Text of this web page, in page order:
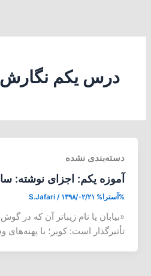
درس یکم نگارش
دسته‌بندی نشده
آموزه یکم: اجزای نوشته:
%آسترا% S.Jafari / ۱۳۹۸/۰۲/۲۱
«بیابان یا نام زیباتر آن که در
تأثیرگذار است: کویر؛ با